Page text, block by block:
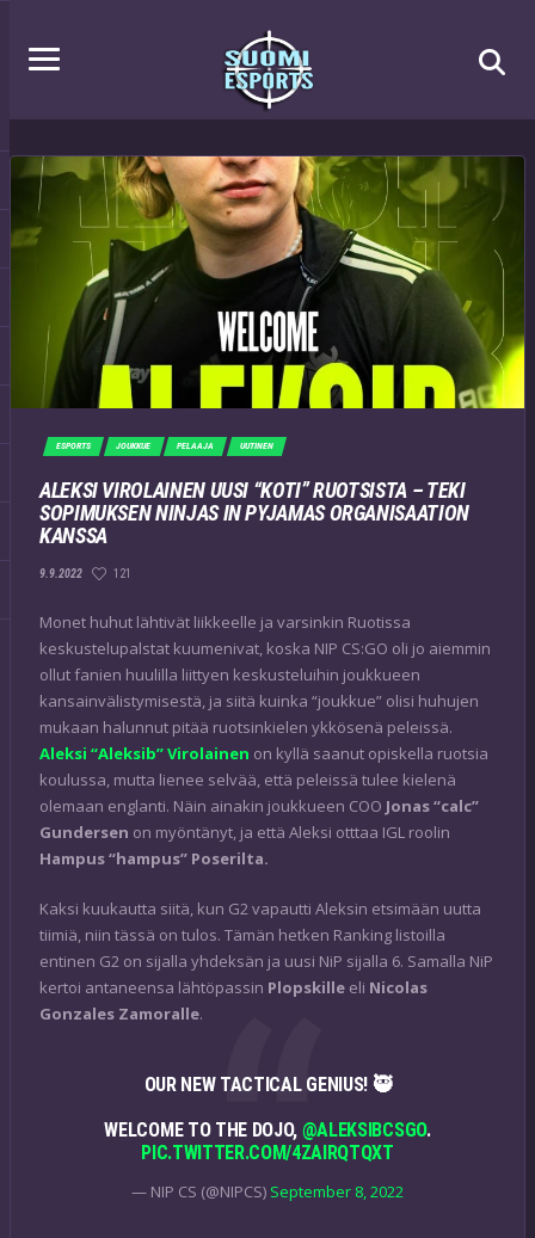
ESPORTS JOUKKUE PELAAJA UUTINEN
ALEKSI VIROLAINEN UUSI “KOTI” RUOTSISTA – TEKI
SOPIMUKSEN NINJAS IN PYJAMAS ORGANISAATION
KANSSA
9.9.2022 121
Monet huhut lähtivät liikkeelle ja varsinkin Ruotissa
keskustelupalstat kuumenivat, koska NIP CS:GO oli jo aiemmin
ollut fanien huulilla liittyen keskusteluihin joukkueen
kansainvälistymisestä, ja siitä kuinka “joukkue” olisi huhujen
mukaan halunnut pitää ruotsinkielen ykkösenä peleissä.
Aleksi “Aleksib” Virolainen on kyllä saanut opiskella ruotsia
koulussa, mutta lienee selvää, että peleissä tulee kielenä
olemaan englanti. Näin ainakin joukkueen COO Jonas “calc”
Gundersen on myöntänyt, ja että Aleksi otttaa IGL roolin
Hampus “hampus” Poserilta.
Kaksi kuukautta siitä, kun G2 vapautti Aleksin etsimään uutta
tiimiä, niin tässä on tulos. Tämän hetken Ranking listoilla
entinen G2 on sijalla yhdeksän ja uusi NiP sijalla 6. Samalla NiP
kertoi antaneensa lähtöpassin Plopskille eli Nicolas
Gonzales Zamoralle.
OUR NEW TACTICAL GENIUS! 🥷
WELCOME TO THE DOJO, @ALEKSIBCSGO.
PIC.TWITTER.COM/4ZAIRQTQXT
— NIP CS (@NIPCS) September 8, 2022